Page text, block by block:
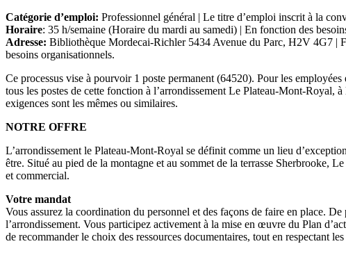
Catégorie d’emploi: Professionnel général | Le titre d’emploi inscrit à la
Horaire: 35 h/semaine (Horaire du mardi au samedi) | En fonction des
Adresse: Bibliothèque Mordecai-Richler 5434 Avenue du Parc, H2V 4G7 |
besoins organisationnels.
Ce processus vise à pourvoir 1 poste permanent (64520). Pour les
tous les postes de cette fonction à l’arrondissement Le Plateau-Mont-
exigences sont les mêmes ou similaires.
NOTRE OFFRE
L’arrondissement le Plateau-Mont-Royal se définit comme un lieu
être. Situé au pied de la montagne et au sommet de la terrasse Sherbrooke,
et commercial.
Votre mandat
Vous assurez la coordination du personnel et des façons de faire en place.
l’arrondissement. Vous participez activement à la mise en œuvre du Plan
de recommander le choix des ressources documentaires, tout en respectant